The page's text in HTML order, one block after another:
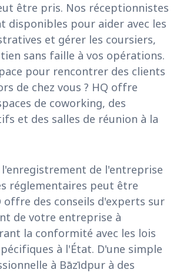
être pris. Nos réceptionnistes
disponibles pour aider avec les
et gérer les coursiers,
sans faille à vos opérations.
pour rencontrer des clients
de chez vous ? HQ offre
de coworking, des
et des salles de réunion à la
l'enregistrement de l'entreprise
réglementaires peut être
offre des conseils d'experts sur
de votre entreprise à
la conformité avec les lois
à l'État. D'une simple
à Bāzīdpur à des